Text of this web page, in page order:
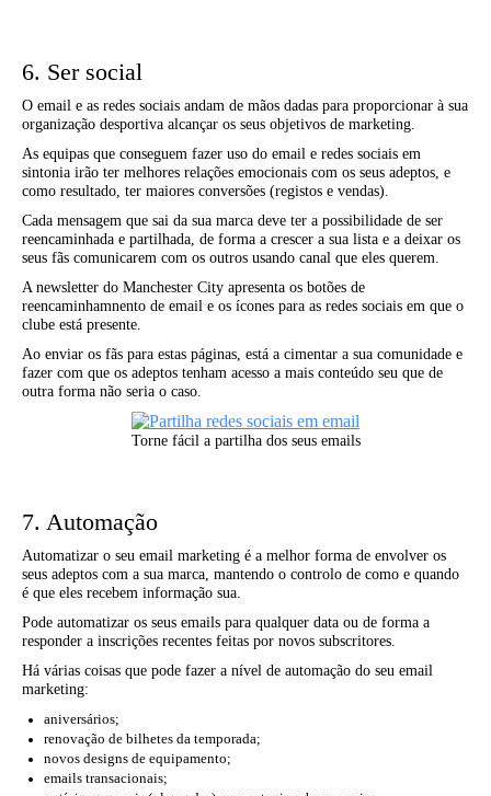
6. Ser social
O email e as redes sociais andam de mãos dadas para proporcionar à sua
organização desportiva alcançar os seus objetivos de marketing.
As equipas que conseguem fazer uso do email e redes sociais em
sintonia irão ter melhores relações emocionais com os seus adeptos, e
como resultado, ter maiores conversões (registos e vendas).
Cada mensagem que sai da sua marca deve ter a possibilidade de ser
reencaminhada e partilhada, de forma a crescer a sua lista e a deixar os
seus fãs comunicarem com os outros usando canal que eles querem.
A newsletter do Manchester City apresenta os botões de
reencaminhamnento de email e os ícones para as redes sociais em que o
clube está presente.
Ao enviar os fãs para estas páginas, está a cimentar a sua comunidade e
fazer com que os adeptos tenham acesso a mais conteúdo seu que de
outra forma não seria o caso.
Torne fácil a partilha dos seus emails
7. Automação
Automatizar o seu email marketing é a melhor forma de envolver os
seus adeptos com a sua marca, mantendo o controlo de como e quando
é que eles recebem informação sua.
Pode automatizar os seus emails para qualquer data ou de forma a
responder a inscrições recentes feitas por novos subscritores.
Há várias coisas que pode fazer a nível de automação do seu email
marketing:
aniversários;
renovação de bilhetes da temporada;
novos designs de equipamento;
emails transacionais;